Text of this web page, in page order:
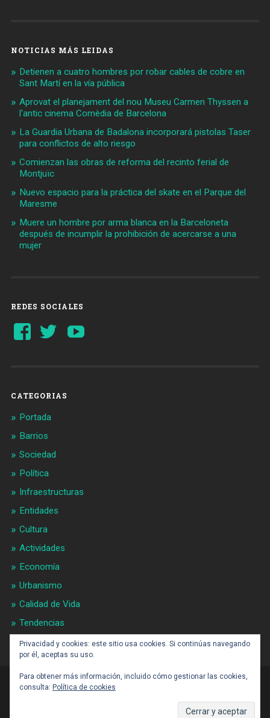
NOTICIAS MÁS LEIDAS
Detienen a cuatro hombres por robar cables de cobre en
Sant Martí en la vía pública
Aprovat el planejament del nou Museu Carmen Thyssen a
l'antic cinema Comèdia de Barcelona
La Guardia Urbana de Badalona incorporará pistolas Taser
para conflictos de alto riesgo
Comienzan las obras de reforma del recinto ferial de
Montjuïc
Nuevo espacio para la práctica del skate en el Parque del
Maresme
Muere un hombre por arma blanca en la Barceloneta
después de incumplir la prohibición de acercarse a una
mujer
REDES SOCIALES
Ver
perfil
Ver
perfil
CATEGORIAS
Portada
Barrios
Sociedad
Política
Infraestructuras
Entidades
Cultura
Actividades
Economía
Urbanismo
Calidad de Vida
Tendencias
Gran BCN
CONTACTO: BARCELONAALDIA21 (ARROBA)
Privacidad y cookies: este sitio usa cookies. Si continúas navegando
por él, aceptas su uso.
Para obtener más información, incluido cómo gestionar las cookies,
consulta: Política de cookies